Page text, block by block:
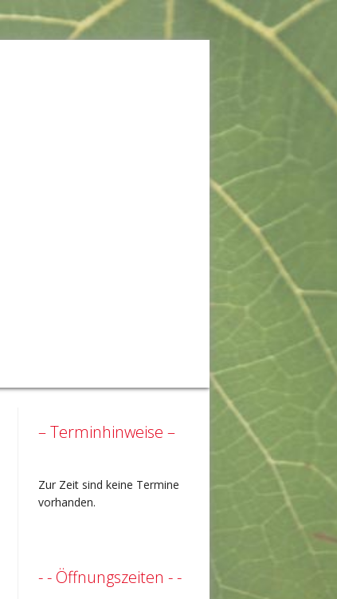
– Terminhinweise –
Zur Zeit sind keine Termine
vorhanden.
- - Öffnungszeiten - -